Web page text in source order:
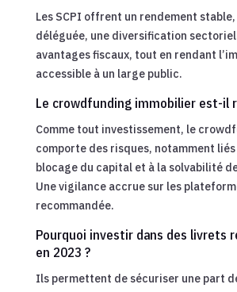
Les SCPI offrent un rendement
déléguée, une diversification
avantages fiscaux, tout en rendant
accessible à un large public.
Le crowdfunding immobilier est-il
Comme tout investissement, le
comporte des risques, notamment
blocage du capital et à la solvabilité
Une vigilance accrue sur les
recommandée.
Pourquoi investir dans des livrets
en 2023 ?
Ils permettent de sécuriser une part